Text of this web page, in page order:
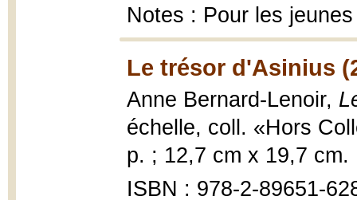
Notes : Pour les
Le trésor d'Asinius
Anne Bernard-Lenoir,
échelle, coll. «Hors
p. ; 12,7 cm x 19,7 cm.
ISBN : 978-2-89651-